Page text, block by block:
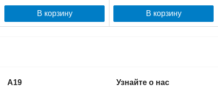
В корзину В корзину
A19 Узнайте о нас